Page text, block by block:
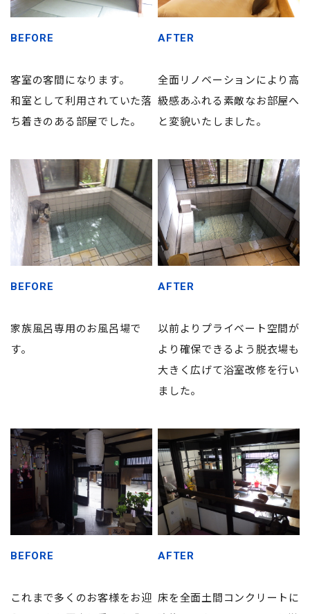
BEFORE
客室の客間になります。
和室として利用されていた落
ち着きのある部屋でした。
AFTER
全面リノベーションにより高
級感あふれる素敵なお部屋へ
と変貌いたしました。
BEFORE
家族風呂専用のお風呂場で
す。
AFTER
以前よりプライベート空間が
より確保できるよう脱衣場も
大きく広げて浴室改修を行い
ました。
BEFORE
これまで多くのお客様をお迎
AFTER
床を全面土間コンクリートに